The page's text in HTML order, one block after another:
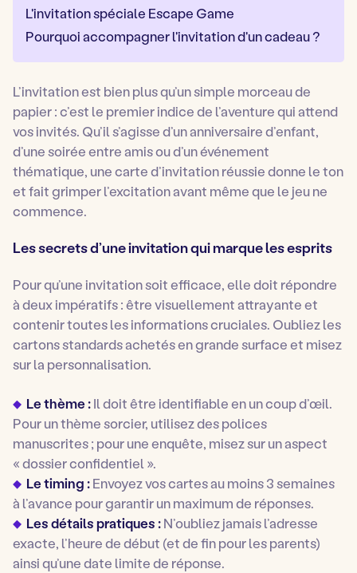
L'invitation spéciale Escape Game
Pourquoi accompagner l'invitation d'un cadeau ?
L’invitation est bien plus qu’un simple morceau de
papier : c’est le premier indice de l’aventure qui attend
vos invités. Qu’il s’agisse d’un anniversaire d’enfant,
d’une soirée entre amis ou d’un événement
thématique, une carte d’invitation réussie donne le ton
et fait grimper l’excitation avant même que le jeu ne
commence.
Les secrets d’une invitation qui marque les esprits
Pour qu’une invitation soit efficace, elle doit répondre
à deux impératifs : être visuellement attrayante et
contenir toutes les informations cruciales. Oubliez les
cartons standards achetés en grande surface et misez
sur la personnalisation.
Le thème :Il doit être identifiable en un coup d’œil.
Pour un thème sorcier, utilisez des polices
manuscrites ; pour une enquête, misez sur un aspect
« dossier confidentiel ».
Le timing :Envoyez vos cartes au moins 3 semaines
à l’avance pour garantir un maximum de réponses.
Les détails pratiques :N’oubliez jamais l’adresse
exacte, l’heure de début (et de fin pour les parents)
ainsi qu’une date limite de réponse.